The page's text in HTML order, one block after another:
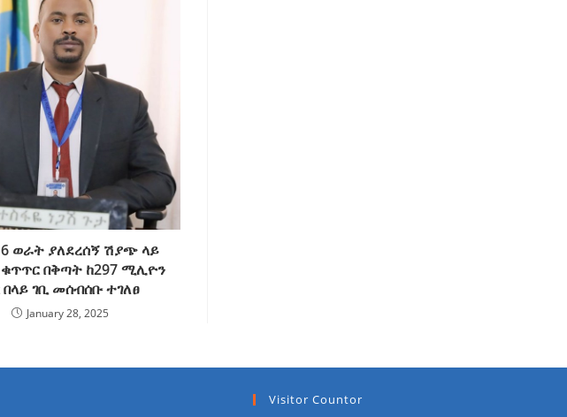
ወራት ያለደረሰኝ ሽያጭ ላይ
ቁጥጥር በቅጣት ከ297 ሚሊዮን
ገቢ መሰብሰቡ ተገለፀ
January 28, 2025
Visitor Countor